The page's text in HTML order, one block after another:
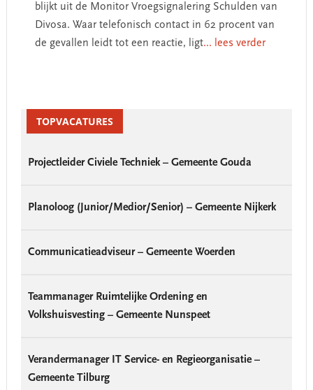
blijkt uit de Monitor Vroegsignalering Schulden van
Divosa. Waar telefonisch contact in 62 procent van
de gevallen leidt tot een reactie, ligt... lees verder
SidebarTOPVACATURES
Projectleider Civiele Techniek – Gemeente Gouda
Planoloog (Junior/Medior/Senior) – Gemeente Nijkerk
Communicatieadviseur – Gemeente Woerden
Teammanager Ruimtelijke Ordening en
Volkshuisvesting – Gemeente Nunspeet
Verandermanager IT Service- en Regieorganisatie –
Gemeente Tilburg